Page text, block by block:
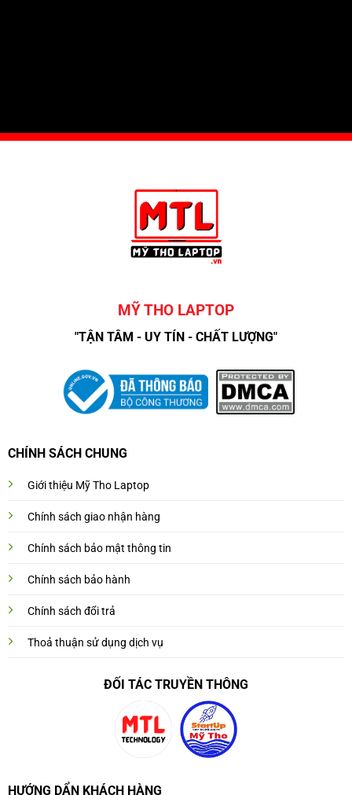
MỸ THO LAPTOP
"TẬN TÂM - UY TÍN - CHẤT LƯỢNG"
CHÍNH SÁCH CHUNG
Giới thiệu Mỹ Tho Laptop
Chính sách giao nhận hàng
Chính sách bảo mật thông tin
Chính sách bảo hành
Chính sách đổi trả
Thoả thuận sử dụng dịch vụ
ĐỐI TÁC TRUYỀN THÔNG
HƯỚNG DẨN KHÁCH HÀNG